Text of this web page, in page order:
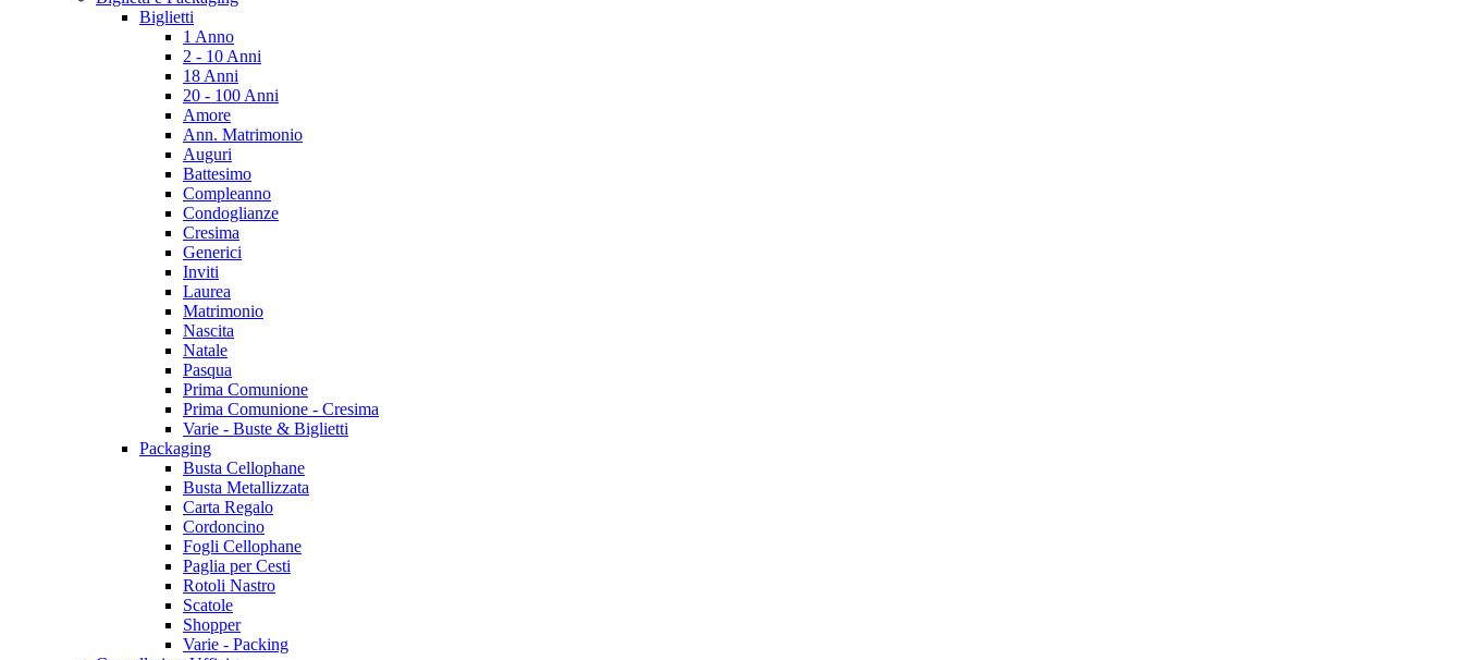
Biglietti
1 Anno
2 - 10 Anni
18 Anni
20 - 100 Anni
Amore
Ann. Matrimonio
Auguri
Battesimo
Compleanno
Condoglianze
Cresima
Generici
Inviti
Laurea
Matrimonio
Nascita
Natale
Pasqua
Prima Comunione
Prima Comunione - Cresima
Varie - Buste & Biglietti
Packaging
Busta Cellophane
Busta Metallizzata
Carta Regalo
Cordoncino
Fogli Cellophane
Paglia per Cesti
Rotoli Nastro
Scatole
Shopper
Varie - Packing